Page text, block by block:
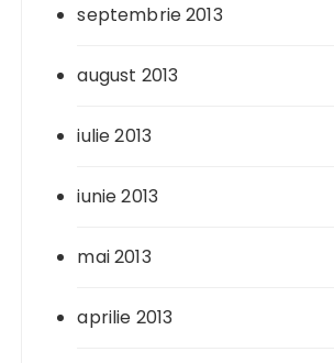
septembrie 2013
august 2013
iulie 2013
iunie 2013
mai 2013
aprilie 2013